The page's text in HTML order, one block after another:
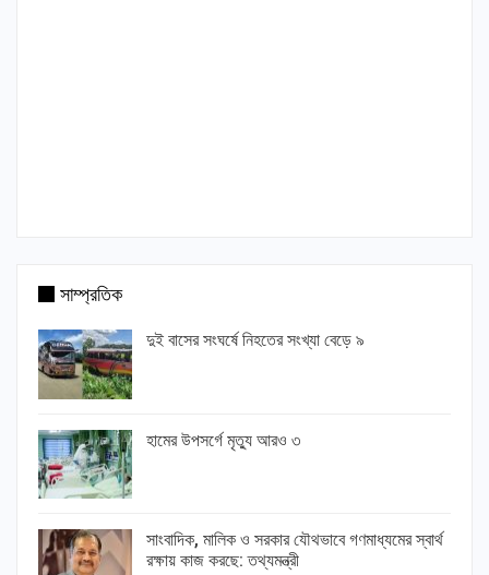
সাম্প্রতিক
দুই বাসের সংঘর্ষে নিহতের সংখ্যা বেড়ে ৯
হামের উপসর্গে মৃত্যু আরও ৩
সাংবাদিক, মালিক ও সরকার যৌথভাবে গণমাধ্যমের স্বার্থ
রক্ষায় কাজ করছে: তথ্যমন্ত্রী